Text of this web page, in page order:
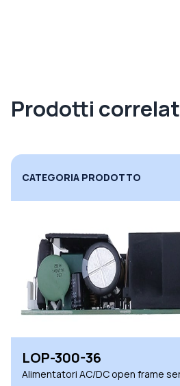
Prodotti
CATEGORIA PRODOTTO
LOP-300-36
Alimentatori AC/DC open frame